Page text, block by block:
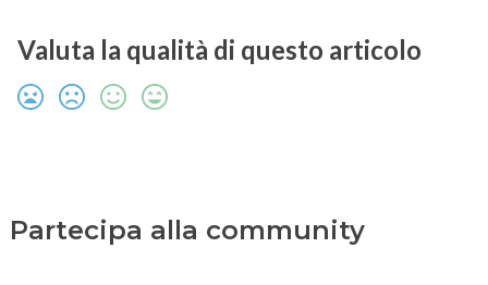
Valuta la qualità di questo articolo
Partecipa alla community